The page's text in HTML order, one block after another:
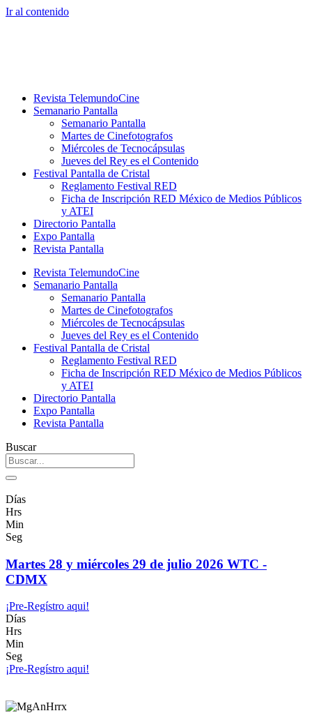
Ir al contenido
Revista TelemundoCine
Semanario Pantalla
Semanario Pantalla
Martes de Cinefotografos
Miércoles de Tecnocápsulas
Jueves del Rey es el Contenido
Festival Pantalla de Cristal
Reglamento Festival RED
Ficha de Inscripción RED México de Medios Públicos
y ATEI
Directorio Pantalla
Expo Pantalla
Revista Pantalla
Revista TelemundoCine
Semanario Pantalla
Semanario Pantalla
Martes de Cinefotografos
Miércoles de Tecnocápsulas
Jueves del Rey es el Contenido
Festival Pantalla de Cristal
Reglamento Festival RED
Ficha de Inscripción RED México de Medios Públicos
y ATEI
Directorio Pantalla
Expo Pantalla
Revista Pantalla
Buscar
Días
Hrs
Min
Seg
Martes 28 y miércoles 29 de julio 2026 WTC -
CDMX
¡Pre-Regístro aqui!
Días
Hrs
Min
Seg
¡Pre-Regístro aqui!